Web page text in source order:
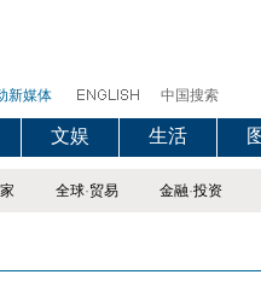
新媒体 中国搜索
文娱 生活
全球·贸易 金融·投资